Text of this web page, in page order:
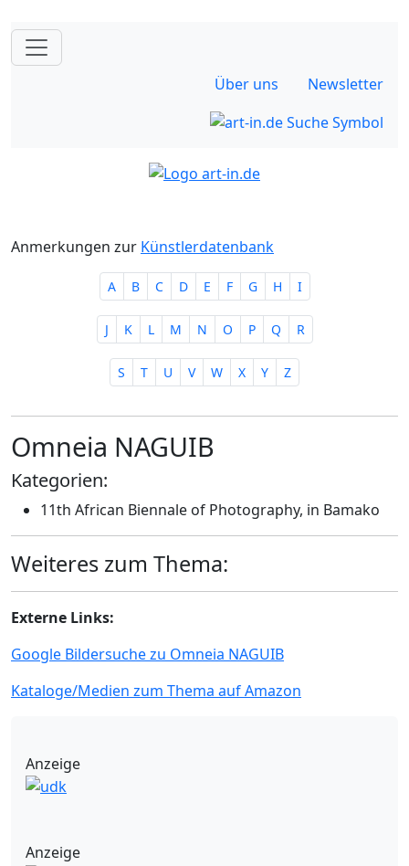
Über uns Newsletter
Anmerkungen zur Künstlerdatenbank
A B C D E F G H I
J K L M N O P Q R
S T U V W X Y Z
Omneia NAGUIB
Kategorien:
11th African Biennale of Photography, in Bamako
Weiteres zum Thema:
Externe Links:
Google Bildersuche zu Omneia NAGUIB
Kataloge/Medien zum Thema auf Amazon
Anzeige
Anzeige